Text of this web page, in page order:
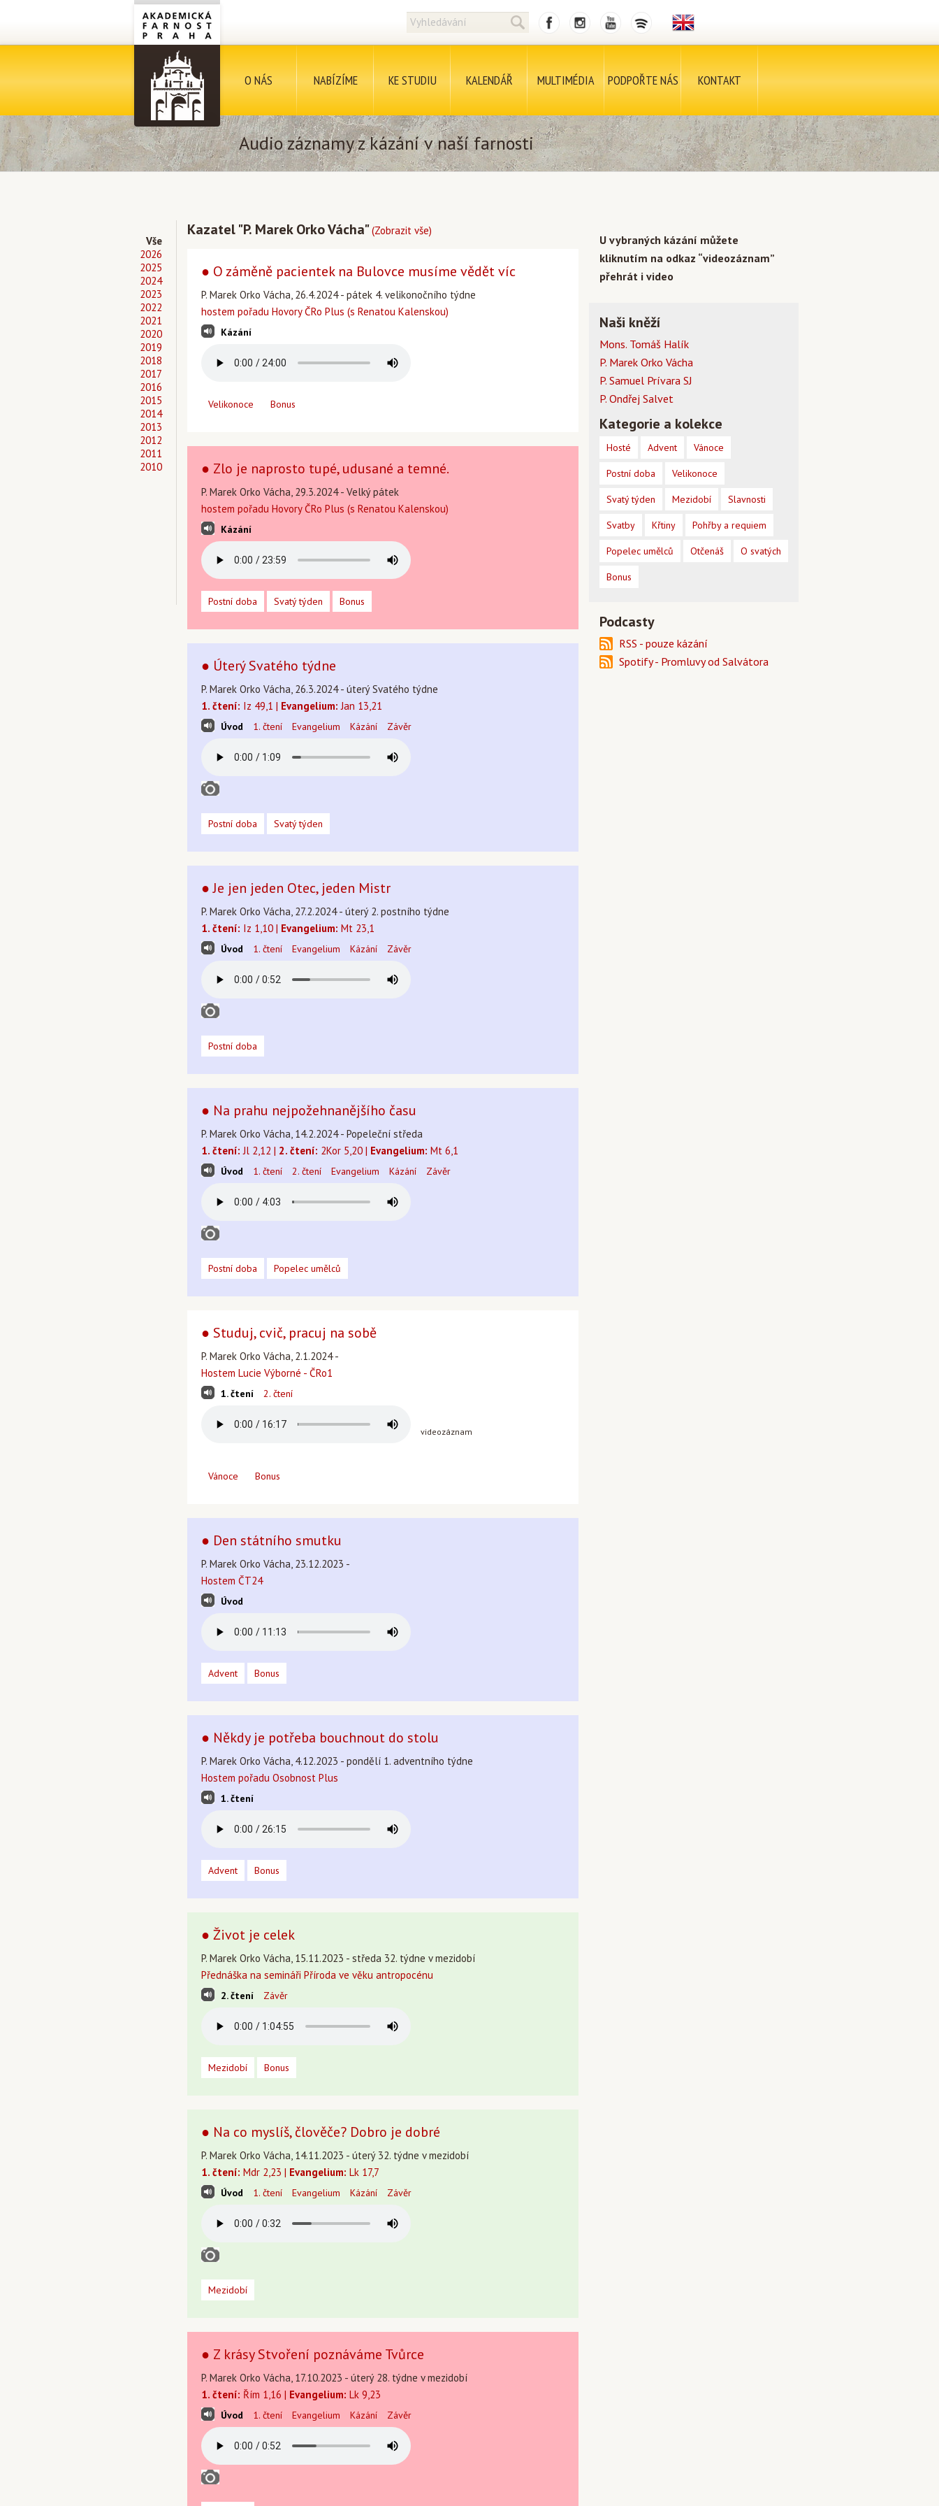
O NÁS NABÍZÍME KE STUDIU KALENDÁŘ MULTIMÉDIA PODPOŘTE NÁS KONTAKT
Audio záznamy z kázání v naší farnosti
Vše
2026
2025
2024
2023
2022
2021
2020
2019
2018
2017
2016
2015
2014
2013
2012
2011
2010
Kazatel "P. Marek Orko Vácha"(Zobrazit vše)
● O záměně pacientek na Bulovce musíme vědět víc
P. Marek Orko Vácha, 26.4.2024 - pátek 4. velikonočního týdne
hostem pořadu Hovory ČRo Plus (s Renatou Kalenskou)
Kázání
Velikonoce Bonus
● Zlo je naprosto tupé, udusané a temné.
P. Marek Orko Vácha, 29.3.2024 - Velký pátek
hostem pořadu Hovory ČRo Plus (s Renatou Kalenskou)
Kázání
Postní doba Svatý týden Bonus
● Úterý Svatého týdne
P. Marek Orko Vácha, 26.3.2024 - úterý Svatého týdne
1. čtení: Iz 49,1 | Evangelium: Jan 13,21
Úvod 1. čtení Evangelium Kázání Závěr
Postní doba Svatý týden
● Je jen jeden Otec, jeden Mistr
P. Marek Orko Vácha, 27.2.2024 - úterý 2. postního týdne
1. čtení: Iz 1,10 | Evangelium: Mt 23,1
Úvod 1. čtení Evangelium Kázání Závěr
Postní doba
● Na prahu nejpožehnanějšího času
P. Marek Orko Vácha, 14.2.2024 - Popeleční středa
1. čtení: Jl 2,12 | 2. čtení: 2Kor 5,20 | Evangelium: Mt 6,1
Úvod 1. čtení 2. čtení Evangelium Kázání Závěr
Postní doba Popelec umělců
● Studuj, cvič, pracuj na sobě
P. Marek Orko Vácha, 2.1.2024 -
Hostem Lucie Výborné - ČRo1
1. čtení 2. čtení
videozáznam
Vánoce Bonus
● Den státního smutku
P. Marek Orko Vácha, 23.12.2023 -
Hostem ČT24
Úvod
Advent Bonus
● Někdy je potřeba bouchnout do stolu
P. Marek Orko Vácha, 4.12.2023 - pondělí 1. adventního týdne
Hostem pořadu Osobnost Plus
1. čtení
Advent Bonus
● Život je celek
P. Marek Orko Vácha, 15.11.2023 - středa 32. týdne v mezidobí
Přednáška na semináři Příroda ve věku antropocénu
2. čtení Závěr
Mezidobí Bonus
● Na co myslíš, člověče? Dobro je dobré
P. Marek Orko Vácha, 14.11.2023 - úterý 32. týdne v mezidobí
1. čtení: Mdr 2,23 | Evangelium: Lk 17,7
Úvod 1. čtení Evangelium Kázání Závěr
Mezidobí
● Z krásy Stvoření poznáváme Tvůrce
P. Marek Orko Vácha, 17.10.2023 - úterý 28. týdne v mezidobí
1. čtení: Řím 1,16 | Evangelium: Lk 9,23
Úvod 1. čtení Evangelium Kázání Závěr
U vybraných kázání můžete
kliknutím na odkaz “videozáznam”
přehrát i video
Naši kněží
Mons. Tomáš Halík
P. Marek Orko Vácha
P. Samuel Prívara SJ
P. Ondřej Salvet
Kategorie a kolekce
Hosté Advent Vánoce
Postní doba Velikonoce
Svatý týden Mezidobí Slavnosti
Svatby Křtiny Pohřby a requiem
Popelec umělců Otčenáš O svatých
Bonus
Podcasty
RSS - pouze kázání
Spotify - Promluvy od Salvátora